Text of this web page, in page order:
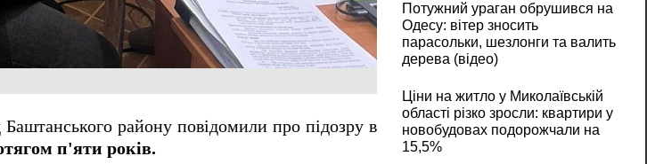
району повідомили про підозру в
п'яти років.
Потужний ураган обрушився на
Одесу: вітер зносить
парасольки, шезлонги та валить
дерева (відео)
Ціни на житло у Миколаївській
області різко зросли: квартири у
новобудовах подорожчали на
15,5%